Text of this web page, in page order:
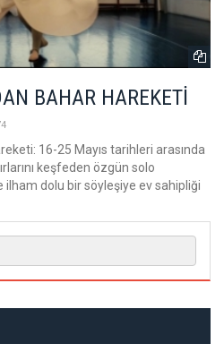
BAHAR HAREKETİ
16-25 Mayıs tarihleri arasında
keşfeden özgün solo
dolu bir söyleşiye ev sahipliği